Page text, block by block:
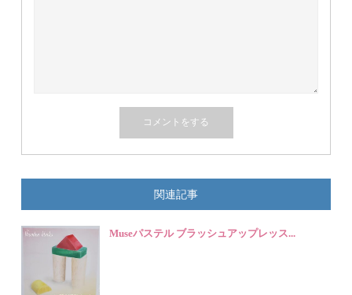
関連記事
Museパステル ブラッシュアップレッス...